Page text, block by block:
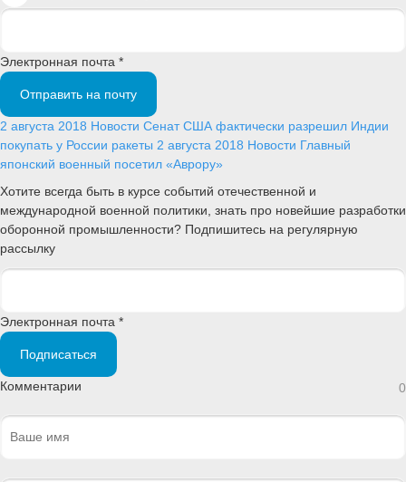
Электронная почта *
Отправить на почту
2 августа 2018 Новости Сенат США фактически разрешил Индии
покупать у России ракеты 2 августа 2018 Новости Главный
японский военный посетил «Аврору»
Хотите всегда быть в курсе событий отечественной и
международной военной политики, знать про новейшие разработки
оборонной промышленности? Подпишитесь на регулярную
рассылку
Электронная почта *
Подписаться
Комментарии 0